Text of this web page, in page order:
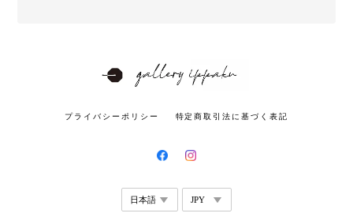
プライバシーポリシー 特定商取引法に基づく表記